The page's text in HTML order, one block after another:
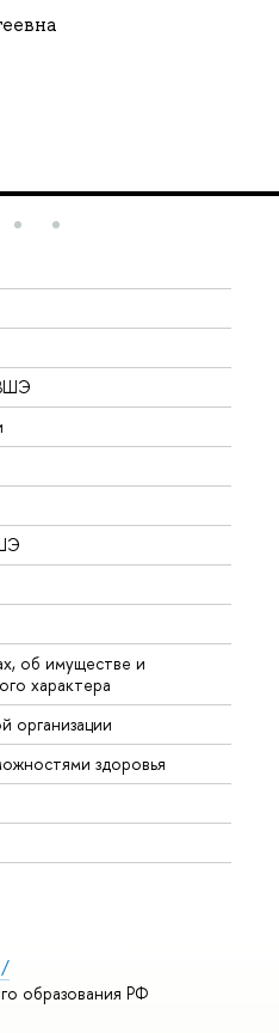
об имуществе и
характера
организации
здоровья
образования РФ